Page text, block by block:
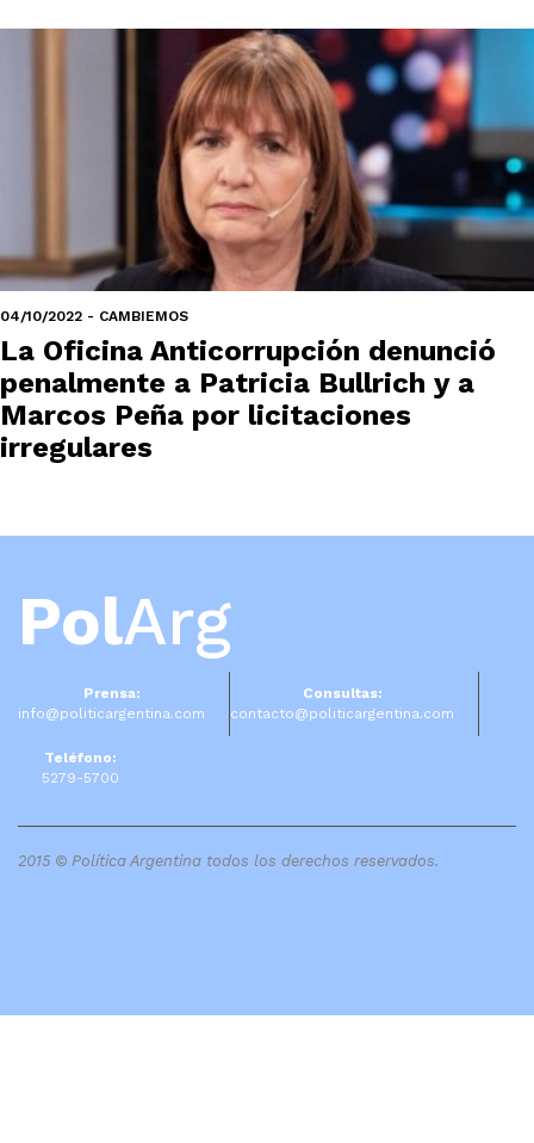
04/10/2022 - CAMBIEMOS
La Oficina Anticorrupción denunció
penalmente a Patricia Bullrich y a
Marcos Peña por licitaciones
irregulares
PolArg
Prensa:
info@politicargentina.com
Consultas:
contacto@politicargentina.com
Teléfono:
5279-5700
2015 © Política Argentina todos los derechos reservados.